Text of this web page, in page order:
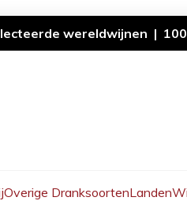
wereldwijnen |
Overige DranksoortenLanden